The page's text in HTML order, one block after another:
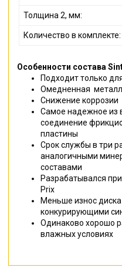
Толщина 2, мм:
Количество в
Особенности состава
Подходит только
Омедненная
Снижение коррозии
Самое надежное из
соединение
пластины
Срок службы в три
аналогичными
составами
Разрабатывался
Prix
Меньше износ
конкурирующими
Одинаково хорошо
влажных условиях